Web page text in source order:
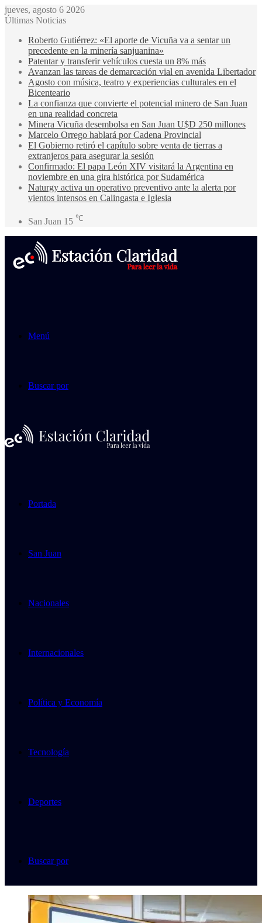
jueves, agosto 6 2026
Últimas Noticias
Roberto Gutiérrez: «El aporte de Vicuña va a sentar un
precedente en la minería sanjuanina»
Patentar y transferir vehículos cuesta un 8% más
Avanzan las tareas de demarcación vial en avenida Libertador
Agosto con música, teatro y experiencias culturales en el
Bicenteario
La confianza que convierte el potencial minero de San Juan
en una realidad concreta
Minera Vicuña desembolsa en San Juan U$D 250 millones
Marcelo Orrego hablará por Cadena Provincial
El Gobierno retiró el capítulo sobre venta de tierras a
extranjeros para asegurar la sesión
Confirmado: El papa León XIV visitará la Argentina en
noviembre en una gira histórica por Sudamérica
Naturgy activa un operativo preventivo ante la alerta por
vientos intensos en Calingasta e Iglesia
San Juan 15 ℃
Menú
Buscar por
Portada
San Juan
Nacionales
Internacionales
Política y Economía
Tecnología
Deportes
Buscar por